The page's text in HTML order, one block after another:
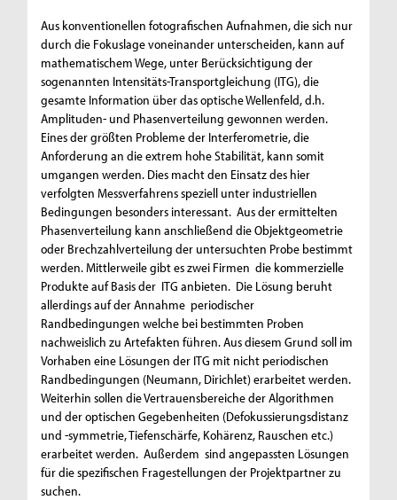
Aus konventionellen fotografischen Aufnahmen, die sich nur
durch die Fokuslage voneinander unterscheiden, kann auf
mathematischem Wege, unter Berücksichtigung der
sogenannten Intensitäts-Transportgleichung (ITG), die
gesamte Information über das optische Wellenfeld, d.h.
Amplituden- und Phasenverteilung gewonnen werden.
Eines der größten Probleme der Interferometrie, die
Anforderung an die extrem hohe Stabilität, kann somit
umgangen werden. Dies macht den Einsatz des hier
verfolgten Messverfahrens speziell unter industriellen
Bedingungen besonders interessant. Aus der ermittelten
Phasenverteilung kann anschließend die Objektgeometrie
oder Brechzahlverteilung der untersuchten Probe bestimmt
werden. Mittlerweile gibt es zwei Firmen die kommerzielle
Produkte auf Basis der ITG anbieten. Die Lösung beruht
allerdings auf der Annahme periodischer
Randbedingungen welche bei bestimmten Proben
nachweislich zu Artefakten führen. Aus diesem Grund soll im
Vorhaben eine Lösungen der ITG mit nicht periodischen
Randbedingungen (Neumann, Dirichlet) erarbeitet werden.
Weiterhin sollen die Vertrauensbereiche der Algorithmen
und der optischen Gegebenheiten (Defokussierungsdistanz
und -symmetrie, Tiefenschärfe, Kohärenz, Rauschen etc.)
erarbeitet werden. Außerdem sind angepassten Lösungen
für die spezifischen Fragestellungen der Projektpartner zu
suchen.